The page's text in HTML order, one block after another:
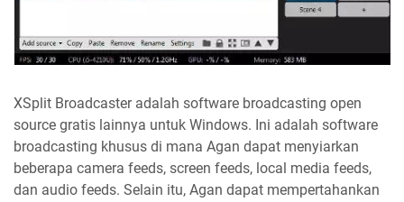
XSplit Broadcaster adalah software broadcasting open
source gratis lainnya untuk Windows. Ini adalah software
broadcasting khusus di mana Agan dapat menyiarkan
beberapa camera feeds, screen feeds, local media feeds,
dan audio feeds. Selain itu, Agan dapat mempertahankan